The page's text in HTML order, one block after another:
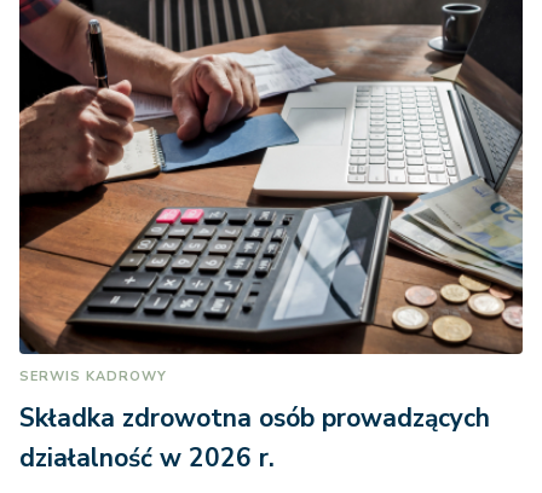
SERWIS KADROWY
Składka zdrowotna osób prowadzących
działalność w 2026 r.